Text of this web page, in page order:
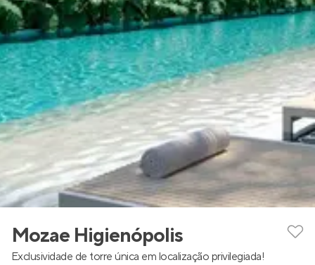
Mozae Higienópolis
Exclusividade de torre única em localização privilegiada!